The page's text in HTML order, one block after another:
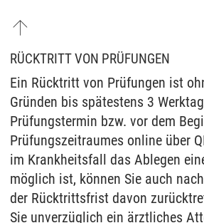
RÜCKTRITT VON PRÜFUNGEN
Ein Rücktritt von Prüfungen ist
Gründen bis spätestens 3
Prüfungstermin bzw. vor dem
Prüfungszeitraumes online über
im Krankheitsfall das Ablegen
möglich ist, können Sie auch
der Rücktrittsfrist davon
Sie unverzüglich ein ärztliches